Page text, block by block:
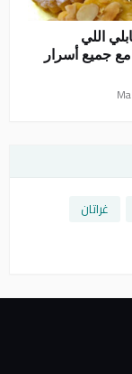
اللي
جميع أسرار
غراتان